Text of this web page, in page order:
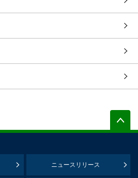
ニュースリリース